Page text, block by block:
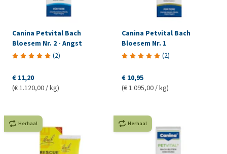
Canina Petvital Bach
Bloesem Nr. 2 - Angst
(2)
€ 11,20
(€ 1.120,00 / kg)
Canina Petvital Bach
Bloesem Nr. 1
(2)
€ 10,95
(€ 1.095,00 / kg)
Herhaal Herhaal